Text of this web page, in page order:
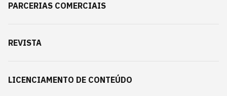
PARCERIAS COMERCIAIS
REVISTA
LICENCIAMENTO DE CONTEÚDO